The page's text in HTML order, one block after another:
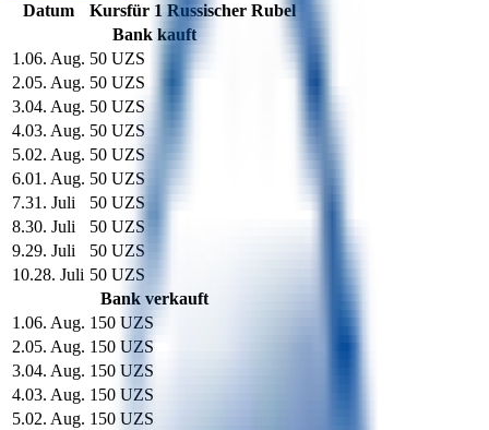
Datum
Kursfür 1 Russischer Rubel
Bank kauft
1 .06. Aug. 50 UZS
2.05. Aug. 50 UZS
3.04. Aug. 50 UZS
4.03. Aug. 50 UZS
5.02. Aug. 50 UZS
6.01. Aug. 50 UZS
7.31. Juli
50 UZS
8.30. Juli
50 UZS
9.29. Juli
50 UZS
10.28. Juli 50 UZS
Bank verkauft
1 .06. Aug. 150 UZS
2.05. Aug. 150 UZS
3.04. Aug. 150 UZS
4.03. Aug. 150 UZS
5.02. Aug. 150 UZS